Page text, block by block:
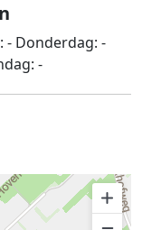
- Donderdag: -
-